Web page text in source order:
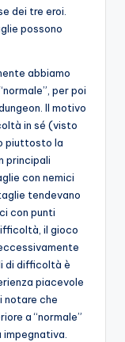
dei tre eroi.
possono
abbiamo
per poi
Il motivo
in sé (visto
piuttosto la
principali
con nemici
tendevano
con punti
il gioco
di difficoltà è
piacevole
notare che
a “normale”
impegnativa.